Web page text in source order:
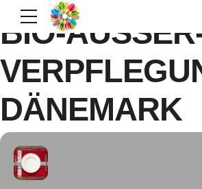
BIO-AUSSER-
ÄNEMARK